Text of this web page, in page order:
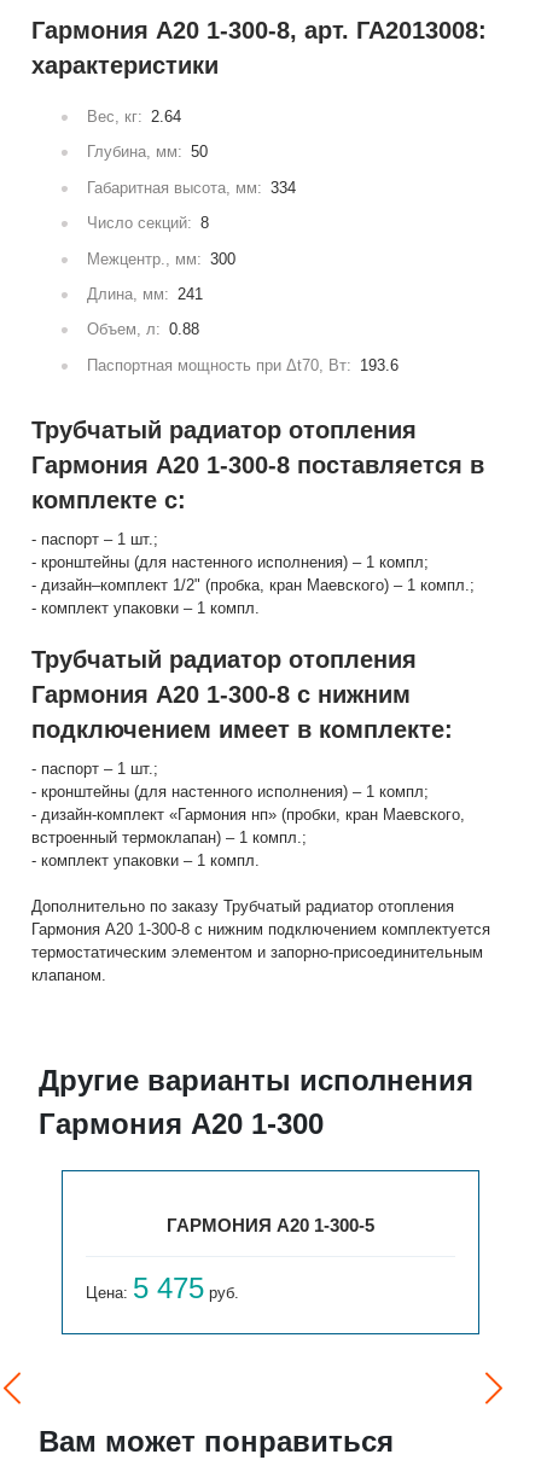
Гармония А20 1-300-8, арт. ГА2013008:
характеристики
Вес, кг: 2.64
Глубина, мм: 50
Габаритная высота, мм: 334
Число секций: 8
Межцентр., мм: 300
Длина, мм: 241
Объем, л: 0.88
Паспортная мощность при Δt70, Вт: 193.6
Трубчатый радиатор отопления
Гармония А20 1-300-8 поставляется в
комплекте с:
- паспорт – 1 шт.;
- кронштейны (для настенного исполнения) – 1 компл;
- дизайн–комплект 1/2" (пробка, кран Маевского) – 1 компл.;
- комплект упаковки – 1 компл.
Трубчатый радиатор отопления
Гармония А20 1-300-8 с нижним
подключением имеет в комплекте:
- паспорт – 1 шт.;
- кронштейны (для настенного исполнения) – 1 компл;
- дизайн-комплект «Гармония нп» (пробки, кран Маевского,
встроенный термоклапан) – 1 компл.;
- комплект упаковки – 1 компл.
Дополнительно по заказу Трубчатый радиатор отопления
Гармония А20 1-300-8 с нижним подключением комплектуется
термостатическим элементом и запорно-присоединительным
клапаном.
Другие варианты исполнения
Гармония А20 1-300
ГАРМОНИЯ А20 1-300-5
Цена: 5 475 руб.
Вам может понравиться